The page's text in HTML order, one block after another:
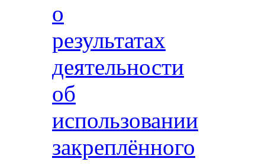
о
результатах
деятельности
об
использовании
закреплённого